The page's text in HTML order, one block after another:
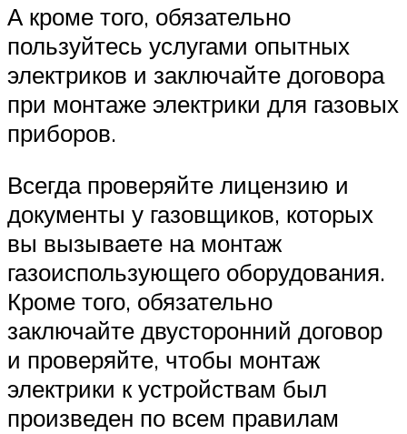
А кроме того, обязательно
пользуйтесь услугами опытных
электриков и заключайте договора
при монтаже электрики для газовых
приборов.
Всегда проверяйте лицензию и
документы у газовщиков, которых
вы вызываете на монтаж
газоиспользующего оборудования.
Кроме того, обязательно
заключайте двусторонний договор
и проверяйте, чтобы монтаж
электрики к устройствам был
произведен по всем правилам